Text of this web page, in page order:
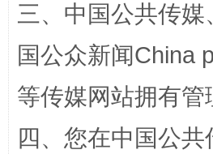
“蜀中异人”王建安的艺术幻境
三、中国公共传
国公众新闻China
等传媒网站拥有
四、您在中国公